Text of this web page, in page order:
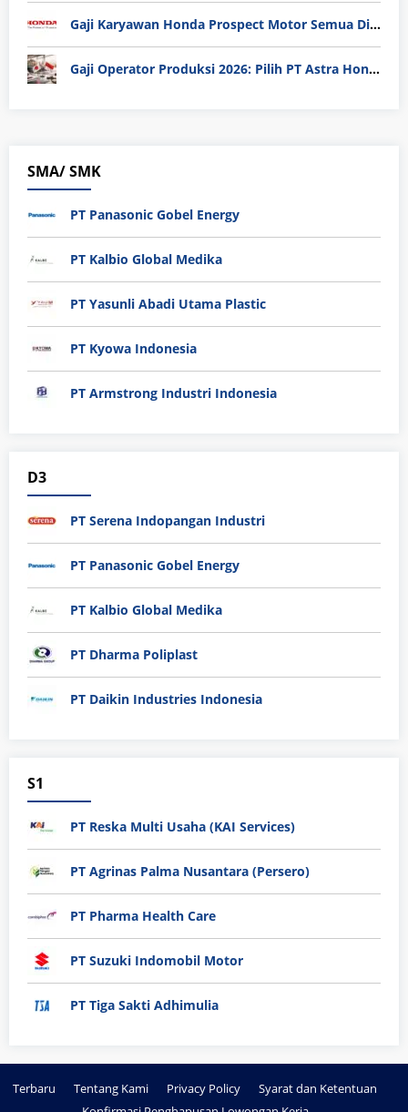
Gaji Karyawan Honda Prospect Motor Semua Divisi
Gaji Operator Produksi 2026: Pilih PT Astra Honda Motor (AHM) atau Manufaktur di Jepang?
SMA/ SMK
PT Panasonic Gobel Energy
PT Kalbio Global Medika
PT Yasunli Abadi Utama Plastic
PT Kyowa Indonesia
PT Armstrong Industri Indonesia
D3
PT Serena Indopangan Industri
PT Panasonic Gobel Energy
PT Kalbio Global Medika
PT Dharma Poliplast
PT Daikin Industries Indonesia
S1
PT Reska Multi Usaha (KAI Services)
PT Agrinas Palma Nusantara (Persero)
PT Pharma Health Care
PT Suzuki Indomobil Motor
PT Tiga Sakti Adhimulia
Terbaru Tentang Kami Privacy Policy
Syarat dan Ketentuan